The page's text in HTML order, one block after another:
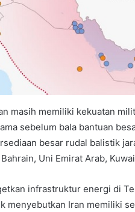
masih memiliki kekuatan
sebelum bala bantuan
besar rudal balistik
Uni Emirat Arab,
infrastruktur energi di
menyebutkan Iran memiliki